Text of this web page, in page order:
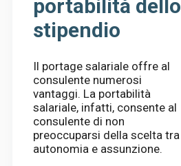
portabilità dello
stipendio
Il portage salariale offre al
consulente numerosi
vantaggi. La portabilità
salariale, infatti, consente al
consulente di non
preoccuparsi della scelta tra
autonomia e assunzione.